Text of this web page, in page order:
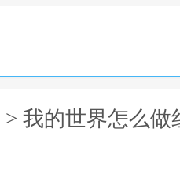
> 我的世界怎么